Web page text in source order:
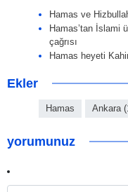
Hamas ve
Hamas’tan İslami
çağrısı
Hamas heyeti
Ekler
Hamas Ankara
yorumunuz